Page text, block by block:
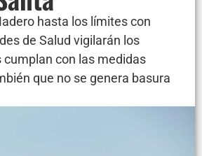
hasta los límites con
de Salud vigilarán los
con las medidas
que no se genera basura